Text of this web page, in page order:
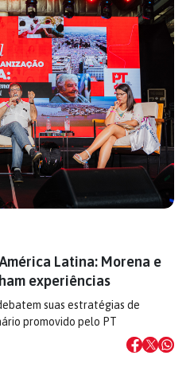
Latina: Morena e
experiências
suas estratégias de
promovido pelo PT